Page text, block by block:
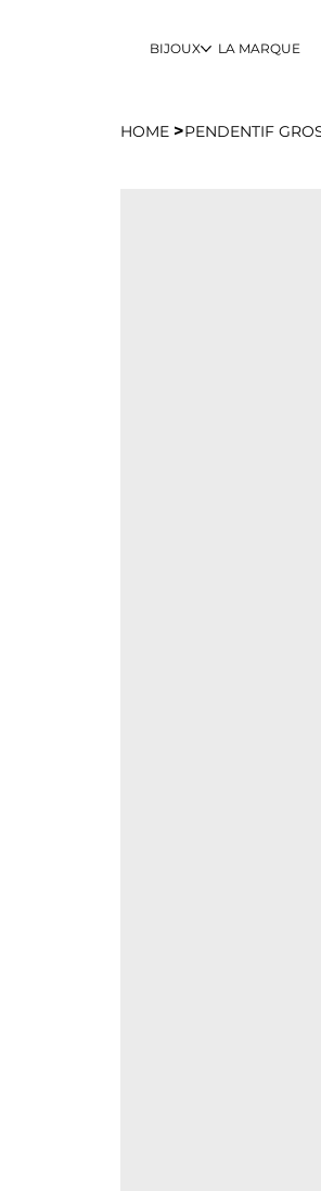
BIJOUX LA MARQUE
HOME >PENDENTIF